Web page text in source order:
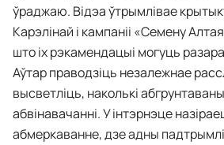
ўраджаю. Відэа ўтрымлівае
Карэлінай і кампаніі «Семену
што іх рэкамендацыі могуць
Аўтар праводзіць незалежнае
высветліць, наколькі
абвінавачанні. У інтэрнэце
абмеркаванне, дзе адны